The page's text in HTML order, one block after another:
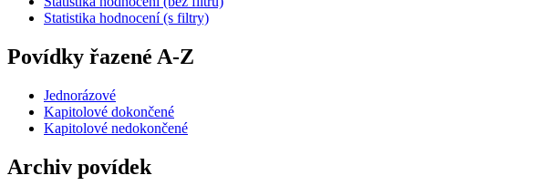
Statistika hodnocení (s filtry)
Povídky řazené A-Z
Jednorázové
Kapitolové dokončené
Kapitolové nedokončené
Archiv povídek